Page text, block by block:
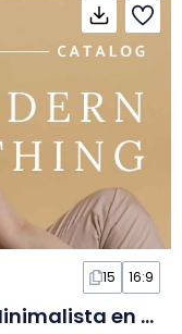
15 16:9
Catálogo de Ropa Clásico Minimalista en Diapositivas